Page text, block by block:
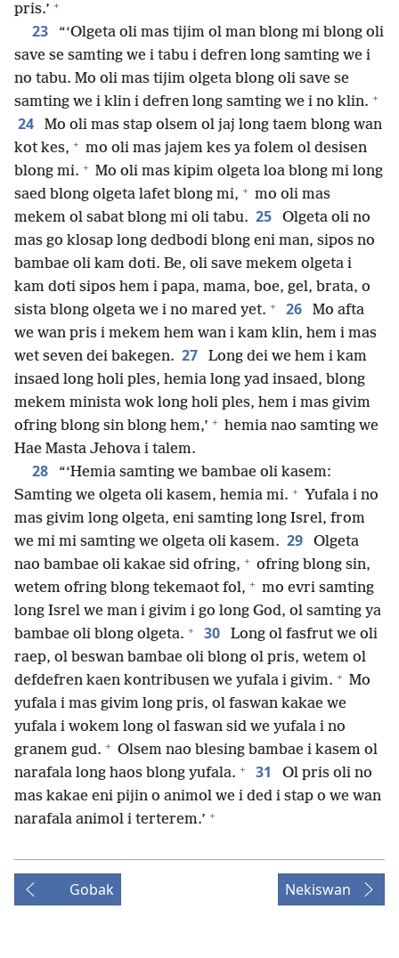
pris.’ +
23
“‘Olgeta oli mas tijim ol man blong mi blong oli
save se samting we i tabu i defren long samting we i
no tabu. Mo oli mas tijim olgeta blong oli save se
samting we i klin i defren long samting we i no klin. +
24
Mo oli mas stap olsem ol jaj long taem blong wan
kot kes, + mo oli mas jajem kes ya folem ol desisen
blong mi. + Mo oli mas kipim olgeta loa blong mi long
saed blong olgeta lafet blong mi, + mo oli mas
mekem ol sabat blong mi oli tabu. 25
Olgeta oli no
mas go klosap long dedbodi blong eni man, sipos no
bambae oli kam doti. Be, oli save mekem olgeta i
kam doti sipos hem i papa, mama, boe, gel, brata, o
sista blong olgeta we i no mared yet. + 26
Mo afta
we wan pris i mekem hem wan i kam klin, hem i mas
wet seven dei bakegen. 27
Long dei we hem i kam
insaed long holi ples, hemia long yad insaed, blong
mekem minista wok long holi ples, hem i mas givim
ofring blong sin blong hem,’ + hemia nao samting we
Hae Masta Jehova i talem.
28
“‘Hemia samting we bambae oli kasem:
Samting we olgeta oli kasem, hemia mi. + Yufala i no
mas givim long olgeta, eni samting long Isrel, from
we mi mi samting we olgeta oli kasem. 29
Olgeta
nao bambae oli kakae sid ofring, + ofring blong sin,
wetem ofring blong tekemaot fol, + mo evri samting
long Isrel we man i givim i go long God, ol samting ya
bambae oli blong olgeta. + 30
Long ol fasfrut we oli
raep, ol beswan bambae oli blong ol pris, wetem ol
defdefren kaen kontribusen we yufala i givim. + Mo
yufala i mas givim long pris, ol faswan kakae we
yufala i wokem long ol faswan sid we yufala i no
granem gud. + Olsem nao blesing bambae i kasem ol
narafala long haos blong yufala. + 31
Ol pris oli no
mas kakae eni pijin o animol we i ded i stap o we wan
narafala animol i terterem.’ +
Gobak Nekiswan